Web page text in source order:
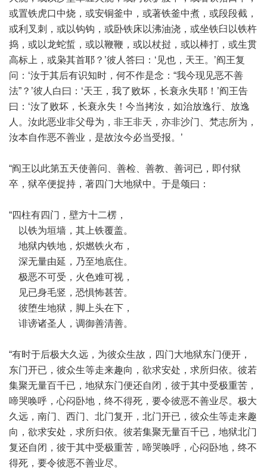
或置铁虎口中烧，或安铜釜中，或著铁釜中煮，或段段截，
或利叉刺，或以钩钩，或卧铁床以沸油浇，或坐铁臼以铁杵
捣，或以龙蛇蜇，或以鞭鞭，或以杖挝，或以棒打，或生贯
高标上，或枭其首耶？’彼人答曰：‘见也，天王。’阎王复
问：‘汝于其后有识知时，何不作是念：“我今现见恶不善
法”？’彼人白曰：‘天王，我了败坏，长衰永失耶！’阎王告
曰：‘汝了败坏，长衰永失！今当拷汝，如治放逸行、放逸
人。汝此恶业非父母为，非王非天，亦非沙门、梵志所为，
汝本自作恶不善业，是故汝今必当受报。’
“阎王以此第五天使善问、善检、善教、善诃已，即付狱
卒，狱卒便捉持，著四门大地狱中。于是颂曰：
“四柱有四门，壁方十二楞，
以铁为垣墙，其上铁覆盖。
地狱内铁地，炽燃铁火布，
深无量由延，乃至地底住。
极恶不可受，火色难可视，
见已身毛竖，恐惧怖甚苦。
彼堕生地狱，脚上头在下，
诽谤诸圣人，调御善清善。
“有时于后极大久远，为彼众生故，四门大地狱东门便开，
东门开已，彼众生等走来趣向，欲求安处，求所归依。彼若
集聚无量百千已，地狱东门便还自闭，彼于其中受极重苦，
啼哭唤呼，心闷卧地，终不得死，要令彼恶不善业尽。极大
久远，南门、西门、北门复开，北门开已，彼众生等走来趣
向，欲求安处，求所归依。彼若集聚无量百千已，地狱北门
复还自闭，彼于其中受极重苦，啼哭唤呼，心闷卧地，终不
得死，要令彼恶不善业尽。